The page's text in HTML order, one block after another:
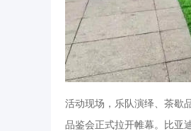
活动现场，乐队演绎、茶歇
品鉴会正式拉开帷幕。比亚